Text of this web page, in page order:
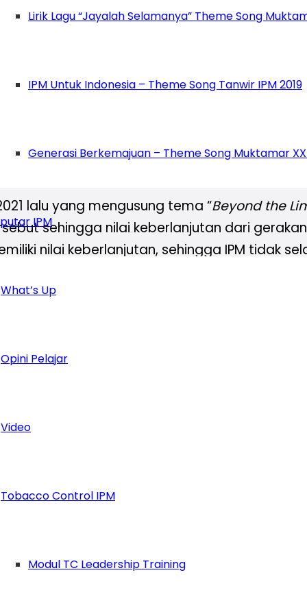
Lirik Lagu “Jayalah Selamanya” Theme Song
IPM Untuk Indonesia – Theme Song Tanwir IPM 2019
Generasi Berkemajuan – Theme Song Muktamar
IPM
What’s Up
Opini Pelajar
Video
Tobacco Control IPM
Modul TC Leadership Training
yang dapat dilakukan untuk
Society
sebuah inisiasi untuk mewujudkan
2023
lalu. Semakin banyak ruang temu
dan proses tukar pikiran yang semakin
masing daerah asal kader membuat
lalu yang mengusung tema “Beyond the
sehingga nilai keberlanjutan dari
nilai keberlanjutan, sehingga IPM tidak
dan berdampak.
ini dapat dikatakan
IPM yang lebih luas lagi serta menjadi
(GPB) adalah
, sehingga
Muhammadiyah.
Berdampak
praktiknya menjalankan GPB dan
tanduk sama sekali dan tidak memberikan
Kondisi di akar rumput, literasi yang
ilmu, terutama pascapandemi yang
dengan pada masa awal era GPB,
baru yang tidak hanya melalui buku,